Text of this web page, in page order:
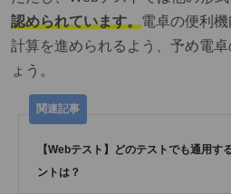
認められています。電卓の便利
計算を進められるよう、予め電
ょう。
【Webテスト】どのテストでも通用す
ントは？